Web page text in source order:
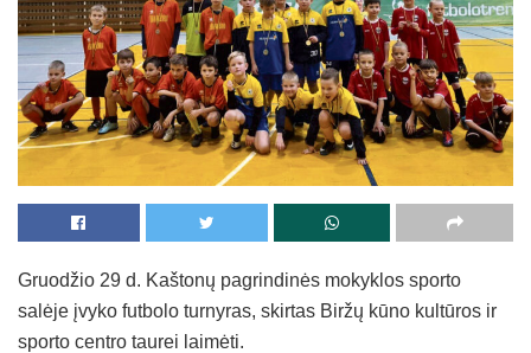
Gruodžio 29 d. Kaštonų pagrindinės mokyklos sporto
salėje įvyko futbolo turnyras, skirtas Biržų kūno kultūros ir
sporto centro taurei laimėti.